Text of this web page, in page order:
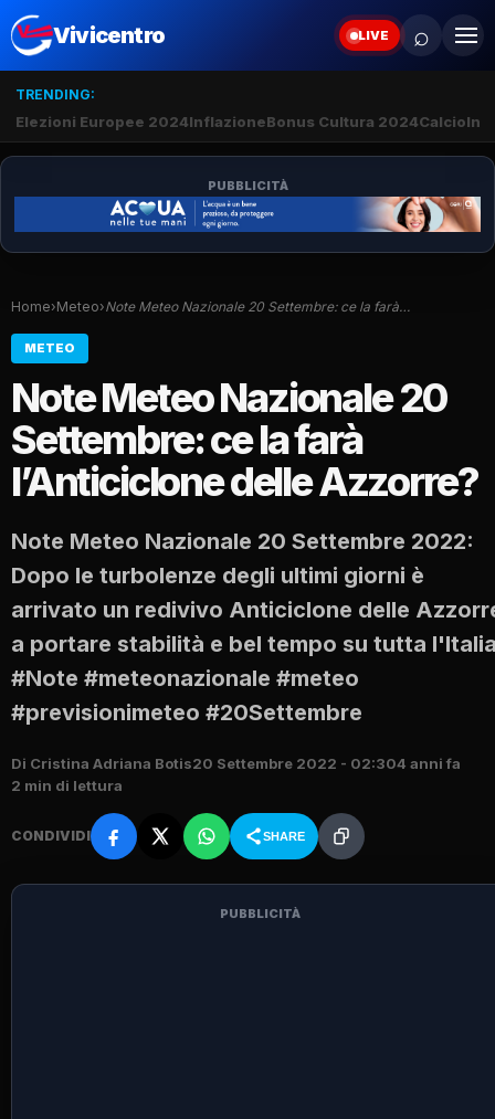
Vivicentro LIVE ⌕
TRENDING:
Elezioni Europee 2024InflazioneBonus Cultura 2024Calcio
PUBBLICITÀ
Home›Meteo›Note Meteo Nazionale 20 Settembre: ce la farà…
METEO
Note Meteo Nazionale 20
Settembre: ce la farà
l’Anticiclone delle Azzorre?
Note Meteo Nazionale 20 Settembre 2022:
Dopo le turbolenze degli ultimi giorni è
arrivato un redivivo Anticiclone delle
a portare stabilità e bel tempo su tutta
#Note #meteonazionale #meteo
#previsionimeteo #20Settembre
Di Cristina Adriana Botis20 Settembre 2022 - 02:304 anni fa
2 min di lettura
CONDIVIDI SHARE
PUBBLICITÀ